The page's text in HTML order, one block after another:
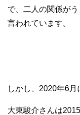
で、二人の関係が
言われています。
しかし、2020年6月
大東駿介さんは